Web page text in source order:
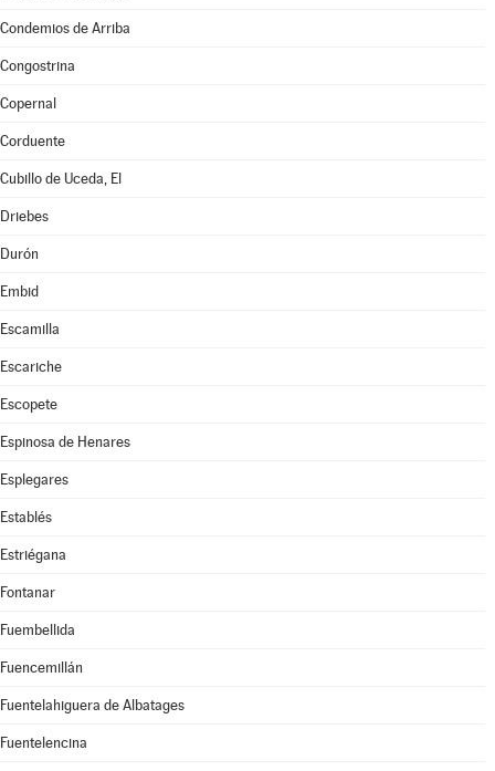
Condemios de Arriba
Congostrina
Copernal
Corduente
Cubillo de Uceda, El
Driebes
Durón
Embid
Escamilla
Escariche
Escopete
Espinosa de Henares
Esplegares
Establés
Estriégana
Fontanar
Fuembellida
Fuencemillán
Fuentelahiguera de Albatages
Fuentelencina